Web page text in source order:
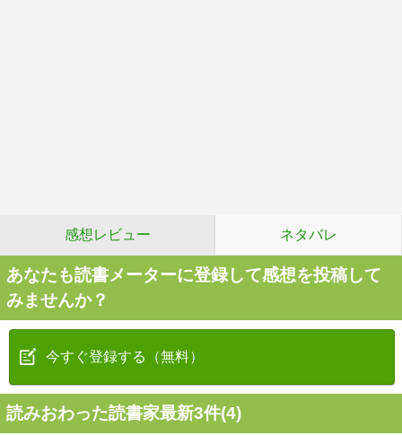
感想レビュー ネタバレ
あなたも読書メーターに登録して感想を投稿して
みませんか？
今すぐ登録する（無料）
読みおわった読書家最新3件(4)